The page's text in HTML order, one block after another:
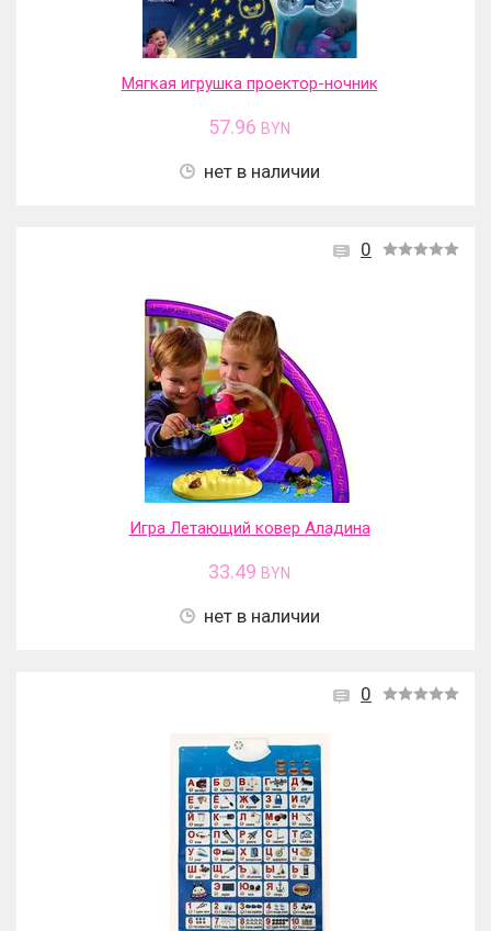
Мягкая игрушка проектор-ночник
57.96 BYN
нет в наличии
0
Игра Летающий ковер Аладина
33.49 BYN
нет в наличии
0